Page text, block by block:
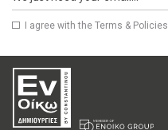
I agree with the Terms & Policies